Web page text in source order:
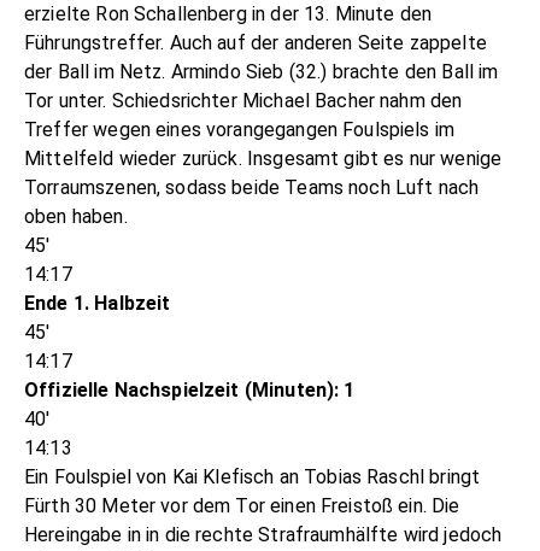
erzielte Ron Schallenberg in der 13. Minute den
Führungstreffer. Auch auf der anderen Seite zappelte
der Ball im Netz. Armindo Sieb (32.) brachte den Ball im
Tor unter. Schiedsrichter Michael Bacher nahm den
Treffer wegen eines vorangegangen Foulspiels im
Mittelfeld wieder zurück. Insgesamt gibt es nur wenige
Torraumszenen, sodass beide Teams noch Luft nach
oben haben.
45'
14:17
Ende 1. Halbzeit
45'
14:17
Offizielle Nachspielzeit (Minuten): 1
40'
14:13
Ein Foulspiel von Kai Klefisch an Tobias Raschl bringt
Fürth 30 Meter vor dem Tor einen Freistoß ein. Die
Hereingabe in in die rechte Strafraumhälfte wird jedoch